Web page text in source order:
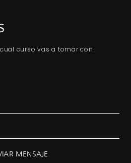
curso vas a tomar con
MENSAJE